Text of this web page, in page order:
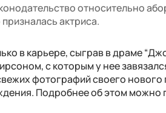
относительно
актриса.
в карьере, сыграв в драме
с которым у нее
фотографий своего нового
Подробнее об этом можно